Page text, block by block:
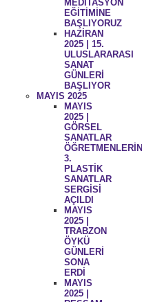
MEDİTASYON
EĞİTİMİNE
BAŞLIYORUZ
HAZİRAN
2025 | 15.
ULUSLARARASI
SANAT
GÜNLERİ
BAŞLIYOR
MAYIS 2025
MAYIS
2025 |
GÖRSEL
SANATLAR
3.
PLASTİK
SANATLAR
SERGİSİ
AÇILDI
MAYIS
2025 |
TRABZON
ÖYKÜ
GÜNLERİ
SONA
ERDİ
MAYIS
2025 |